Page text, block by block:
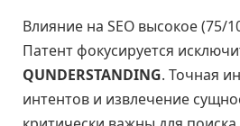
Влияние на SEO высокое (75/
Патент фокусируется
QUNDERSTANDING. Точная
интентов и извлечение